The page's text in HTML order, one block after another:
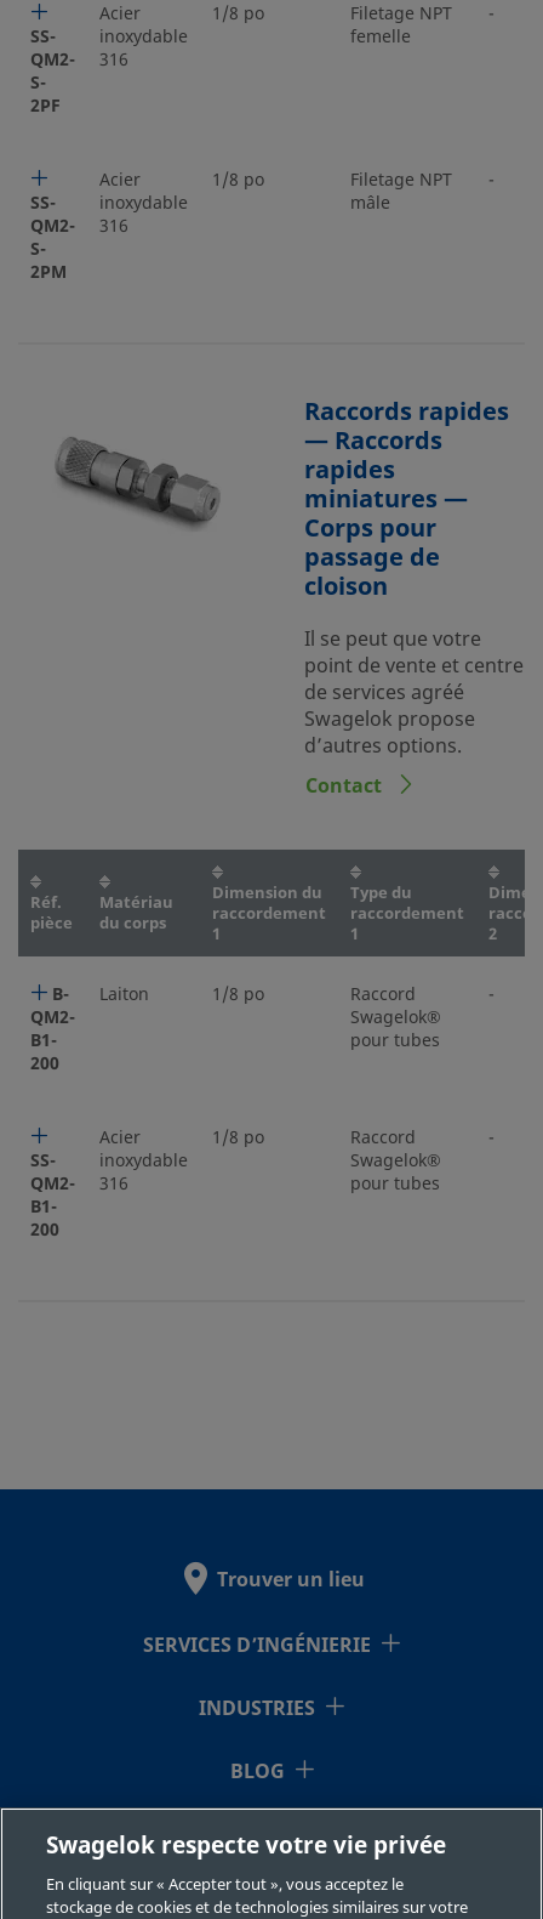
SS-
QM2-
S-
2PF
Acier
inoxydable
316
1/8 po
Filetage NPT
femelle
-
SS-
QM2-
S-
2PM
Acier
inoxydable
316
1/8 po
Filetage NPT
mâle
-
Raccords rapides
— Raccords
rapides
miniatures —
Corps pour
passage de
cloison
Il se peut que votre
point de vente et centre
de services agréé
Swagelok propose
d’autres options.
Contact
Réf.
pièce
Matériau
du corps
Dimension du
raccordement
1
Type du
raccordement
1
2
B-
QM2-
B1-
200
Laiton 1/8 po
Raccord
Swagelok®
pour tubes
-
SS-
QM2-
B1-
200
Acier
inoxydable
316
1/8 po
Raccord
Swagelok®
pour tubes
-
Trouver un lieu
SERVICES D’INGÉNIERIE
INDUSTRIES
BLOG
RESSOURCES
À NOTRE SUJET
Swagelok respecte votre vie privée
En cliquant sur « Accepter tout », vous acceptez le
stockage de cookies et de technologies similaires sur votre